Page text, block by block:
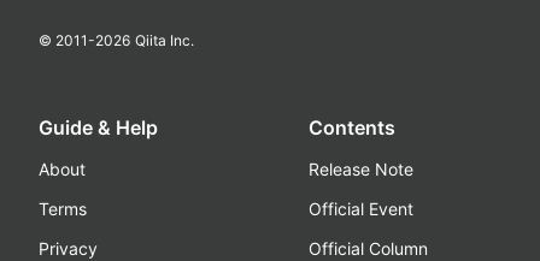
© 2011-2026 Qiita Inc.
Guide & Help
About
Terms
Privacy
Contents
Release Note
Official Event
Official Column